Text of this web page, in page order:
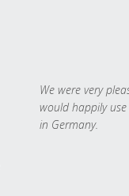
We were very
would happily
in Germany.